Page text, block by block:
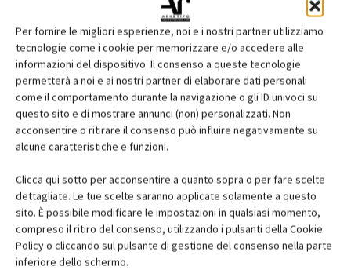
Per fornire le migliori esperienze, noi e i nostri partner utilizziamo
tecnologie come i cookie per memorizzare e/o accedere alle
informazioni del dispositivo. Il consenso a queste tecnologie
permetterà a noi e ai nostri partner di elaborare dati personali
come il comportamento durante la navigazione o gli ID univoci su
questo sito e di mostrare annunci (non) personalizzati. Non
acconsentire o ritirare il consenso può influire negativamente su
alcune caratteristiche e funzioni.
Clicca qui sotto per acconsentire a quanto sopra o per fare scelte
dettagliate. Le tue scelte saranno applicate solamente a questo
sito. È possibile modificare le impostazioni in qualsiasi momento,
compreso il ritiro del consenso, utilizzando i pulsanti della Cookie
Policy o cliccando sul pulsante di gestione del consenso nella parte
inferiore dello schermo.